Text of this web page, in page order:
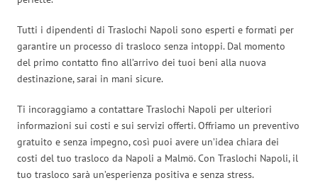
Tutti i dipendenti di Traslochi Napoli sono esperti e formati per
garantire un processo di trasloco senza intoppi. Dal momento
del primo contatto fino all’arrivo dei tuoi beni alla nuova
destinazione, sarai in mani sicure.
Ti incoraggiamo a contattare Traslochi Napoli per ulteriori
informazioni sui costi e sui servizi offerti. Offriamo un preventivo
gratuito e senza impegno, così puoi avere un’idea chiara dei
costi del tuo trasloco da Napoli a Malmö. Con Traslochi Napoli, il
tuo trasloco sarà un’esperienza positiva e senza stress.